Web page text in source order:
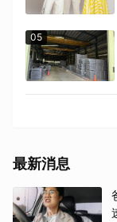
05
最新消息